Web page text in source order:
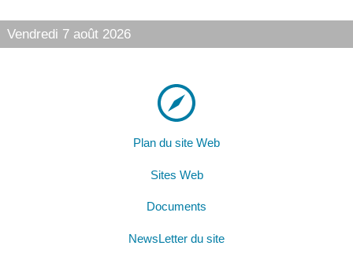
Vendredi 7 août 2026
Plan du site Web
Sites Web
Documents
NewsLetter du site